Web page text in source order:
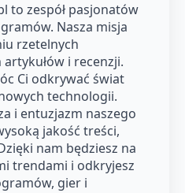
to zespół pasjonatów
Nasza misja
rzetelnych
i recenzji.
Ci odkrywać świat
technologii.
i entuzjazm naszego
jakość treści,
nam będziesz na
trendami i odkryjesz
gier i